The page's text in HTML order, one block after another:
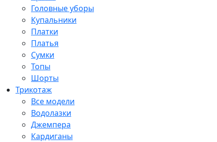
Головные уборы
Купальники
Платки
Платья
Сумки
Топы
Шорты
Трикотаж
Все модели
Водолазки
Джемпера
Кардиганы